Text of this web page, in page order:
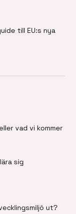
till EU:s nya
vad vi kommer
sig
ut?